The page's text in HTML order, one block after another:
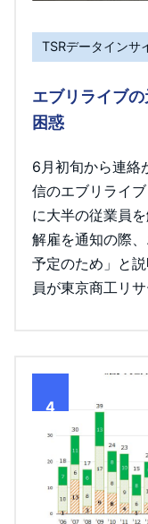
TSRデータインサ
エブリライブ
困惑
6月初旬から連絡
信のエブリライ
に大半の従業員
解雇を通知の際
予定のため」と
員が東京商工リ
4